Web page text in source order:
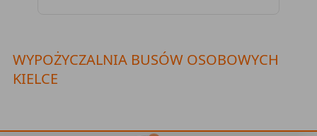
WYPOŻYCZALNIA BUSÓW OSOBOWYCH
KIELCE